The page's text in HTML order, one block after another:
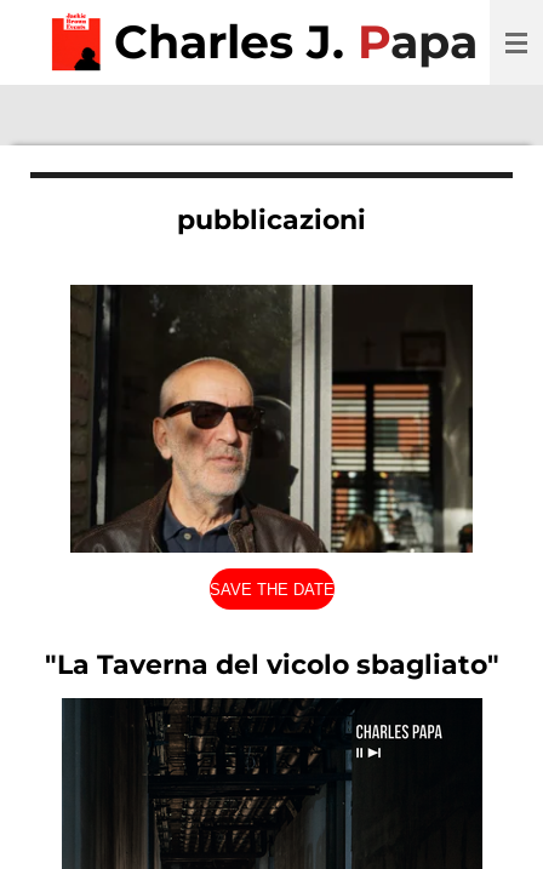
contenuto
Charles J. Papa
pubblicazioni
SAVE THE DATE
"La Taverna del vicolo sbagliato"